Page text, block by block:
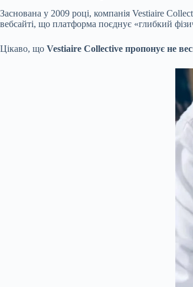
Заснована у 2009 році, компанія Vestiaire
вебсайті, що платформа поєднує «глибкий
Цікаво, що Vestiaire Collective пропонує не